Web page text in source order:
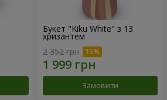
Букет "Kiku White" з 13
хризантем
2 352 грн
Замовити